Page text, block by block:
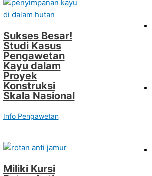
Sukses Besar!
Studi Kasus
Pengawetan
Kayu dalam
Proyek
Konstruksi
Skala Nasional
Info Pengawetan
Miliki Kursi